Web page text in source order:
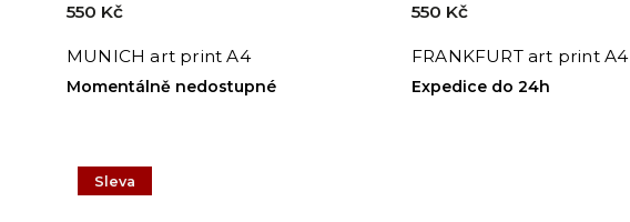
MUNICH art print A4
Momentálně nedostupné
550 Kč
FRANKFURT art print A4
Expedice do 24h
550 Kč
Sleva